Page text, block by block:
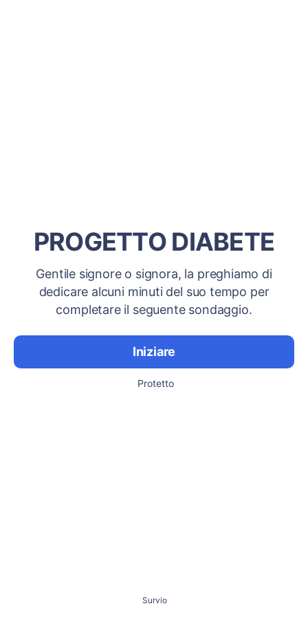
PROGETTO DIABETE
Gentile signore o signora, la preghiamo di
dedicare alcuni minuti del suo tempo per
completare il seguente sondaggio.
Iniziare
Protetto
Survio